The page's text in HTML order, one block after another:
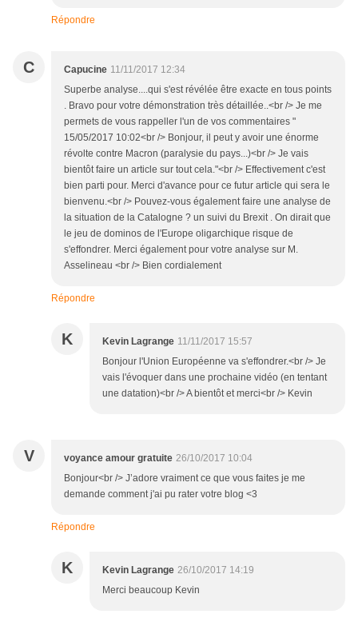
Répondre
C Capucine 11/11/2017 12:34
Superbe analyse....qui s'est révélée être exacte en tous points
. Bravo pour votre démonstration très détaillée..<br /> Je me
permets de vous rappeller l'un de vos commentaires "
15/05/2017 10:02<br /> Bonjour, il peut y avoir une énorme
révolte contre Macron (paralysie du pays...)<br /> Je vais
bientôt faire un article sur tout cela."<br /> Effectivement c'est
bien parti pour. Merci d'avance pour ce futur article qui sera le
bienvenu.<br /> Pouvez-vous également faire une analyse de
la situation de la Catalogne ? un suivi du Brexit . On dirait que
le jeu de dominos de l'Europe oligarchique risque de
s'effondrer. Merci également pour votre analyse sur M.
Asselineau <br /> Bien cordialement
Répondre
K Kevin Lagrange 11/11/2017 15:57
Bonjour l'Union Européenne va s'effondrer.<br /> Je
vais l'évoquer dans une prochaine vidéo (en tentant
une datation)<br /> A bientôt et merci<br /> Kevin
V voyance amour gratuite 26/10/2017 10:04
Bonjour<br /> J’adore vraiment ce que vous faites je me
demande comment j'ai pu rater votre blog <3
Répondre
K Kevin Lagrange 26/10/2017 14:19
Merci beaucoup Kevin